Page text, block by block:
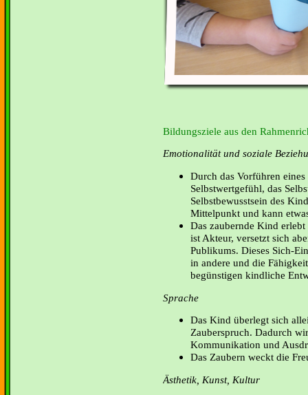
Bildungsziele aus den
Emotionalität und soziale
Durch das Vorführen
Selbstwertgefühl, das
Selbstbewusstsein des
Mittelpunkt und kann
Das zaubernde Kind
ist Akteur, versetzt sich
Publikums. Dieses Sich-
in andere und die
begünstigen kindliche
Sprache
Das Kind überlegt sich
Zauberspruch. Dadurch
Kommunikation und
Das Zaubern weckt die
Ästhetik, Kunst, Kultur